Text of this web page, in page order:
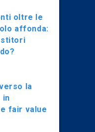
oltre le
affonda:
la
in
fair value